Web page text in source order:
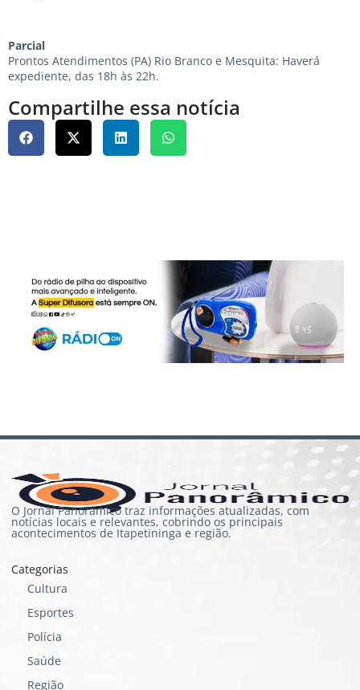
Parcial
Prontos Atendimentos (PA) Rio Branco e Mesquita: Haverá
expediente, das 18h às 22h.
Compartilhe essa notícia
O Jornal Panorâmico traz informações atualizadas, com
notícias locais e relevantes, cobrindo os principais
acontecimentos de Itapetininga e região.
Categorias
Cultura
Esportes
Polícia
Saúde
Região